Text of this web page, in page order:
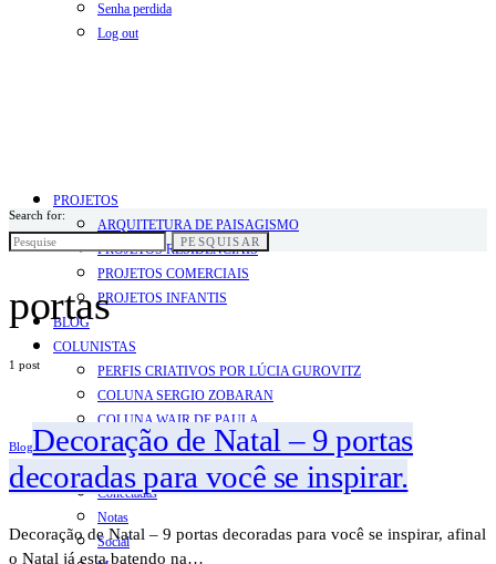
Senha perdida
Log out
PROJETOS
ARQUITETURA DE PAISAGISMO
PROJETOS RESIDENCIAIS
PROJETOS COMERCIAIS
PROJETOS INFANTIS
BLOG
COLUNISTAS
PERFIS CRIATIVOS POR LÚCIA GUROVITZ
COLUNA SERGIO ZOBARAN
COLUNA WAIR DE PAULA
ARTE.IN.FORMA
CONEXÕES
Conectadas
Notas
Social
Search for:
PESQUISAR
portas
1 post
BlogDecoração de Natal – 9 portas
decoradas para você se inspirar.
Decoração de Natal – 9 portas decoradas para você se inspirar, afinal
o Natal já esta batendo na…